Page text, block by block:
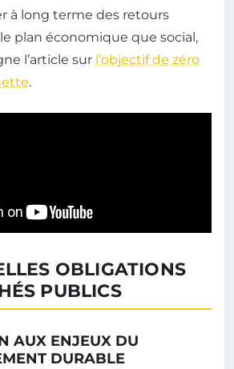
à long terme des retours
plan économique que social,
l’article sur l’objectif de zéro
.
OBLIGATIONS
PUBLICS
AUX ENJEUX DU
DURABLE